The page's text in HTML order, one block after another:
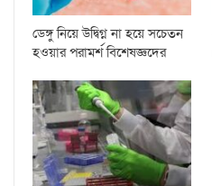
ডেঙ্গু নিয়ে উদ্বিগ্ন না হয়ে সচেতন
হওয়ার পরামর্শ বিশেষজ্ঞদের